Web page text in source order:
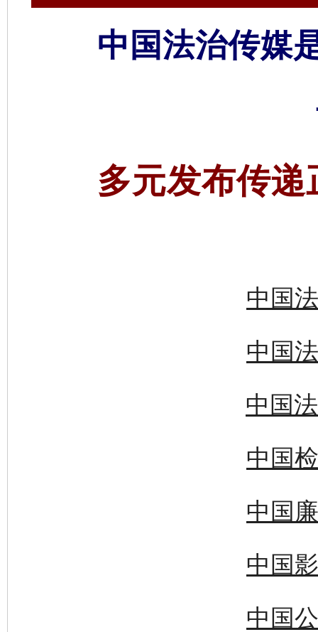
中国法治传媒
多元发布传
中国
中国
中国
中国
中国
中国
中国